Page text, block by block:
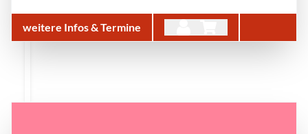
weitere Infos & Termine